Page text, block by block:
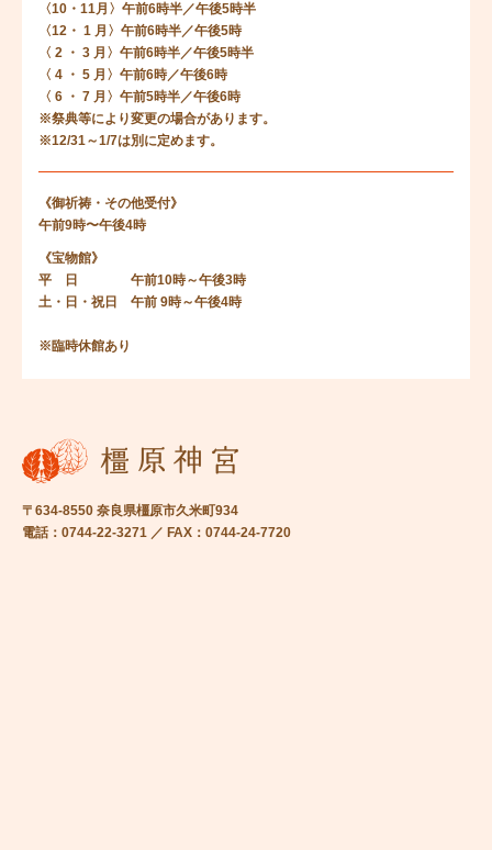
〈10・11月〉午前6時半／午後5時半
〈12・ 1 月〉午前6時半／午後5時
〈 2 ・ 3 月〉午前6時半／午後5時半
〈 4 ・ 5 月〉午前6時／午後6時
〈 6 ・ 7 月〉午前5時半／午後6時
※祭典等により変更の場合があります。
※12/31～1/7は別に定めます。
《御祈祷・その他受付》
午前9時〜午後4時
《宝物館》
平 日 午前10時～午後3時
土・日・祝日 午前 9時～午後4時
※臨時休館あり
〒634-8550 奈良県橿原市久米町934
電話：0744-22-3271 ／ FAX：0744-24-7720